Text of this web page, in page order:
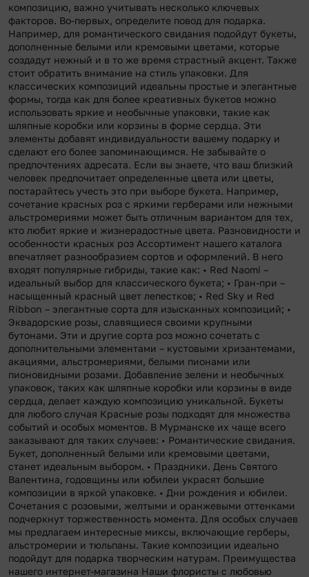
композицию, важно учитывать несколько ключевых
факторов. Во-первых, определите повод для подарка.
Например, для романтического свидания подойдут букеты,
дополненные белыми или кремовыми цветами, которые
создадут нежный и в то же время страстный акцент. Также
стоит обратить внимание на стиль упаковки. Для
классических композиций идеальны простые и элегантные
формы, тогда как для более креативных букетов можно
использовать яркие и необычные упаковки, такие как
шляпные коробки или корзины в форме сердца. Эти
элементы добавят индивидуальности вашему подарку и
сделают его более запоминающимся. Не забывайте о
предпочтениях адресата. Если вы знаете, что ваш близкий
человек предпочитает определенные цвета или цветы,
постарайтесь учесть это при выборе букета. Например,
сочетание красных роз с яркими герберами или нежными
альстромериями может быть отличным вариантом для тех,
кто любит яркие и жизнерадостные цвета. Разновидности и
особенности красных роз Ассортимент нашего каталога
впечатляет разнообразием сортов и оформлений. В него
входят популярные гибриды, такие как: • Red Naomi –
идеальный выбор для классического букета; • Гран-при –
насыщенный красный цвет лепестков; • Red Sky и Red
Ribbon – элегантные сорта для изысканных композиций; •
Эквадорские розы, славящиеся своими крупными
бутонами. Эти и другие сорта роз можно сочетать с
дополнительными элементами – кустовыми хризантемами,
акациями, альстромериями, белыми пионами или
пионовидными розами. Добавление зелени и необычных
упаковок, таких как шляпные коробки или корзины в виде
сердца, делает каждую композицию уникальной. Букеты
для любого случая Красные розы подходят для множества
событий и особых моментов. В Мурманске их чаще всего
заказывают для таких случаев: • Романтические свидания.
Букет, дополненный белыми или кремовыми цветами,
станет идеальным выбором. • Праздники. День Святого
Валентина, годовщины или юбилеи украсят большие
композиции в яркой упаковке. • Дни рождения и юбилеи.
Сочетания с розовыми, желтыми и оранжевыми оттенками
подчеркнут торжественность момента. Для особых случаев
мы предлагаем интересные миксы, включающие герберы,
альстромерии и тюльпаны. Такие композиции идеально
подойдут для подарка творческим натурам. Преимущества
нашего интернет-магазина Наши флористы с любовью